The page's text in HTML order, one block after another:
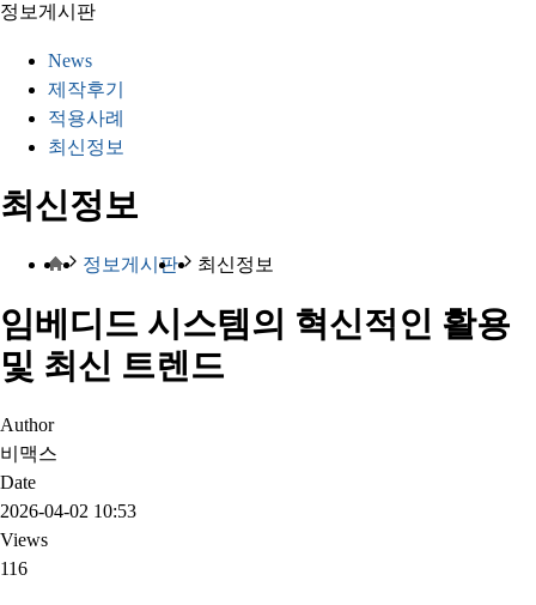
정보게시판
News
제작후기
적용사례
최신정보
최신정보
정보게시판 최신정보
임베디드 시스템의 혁신적인 활용
및 최신 트렌드
Author
비맥스
Date
2026-04-02 10:53
Views
116